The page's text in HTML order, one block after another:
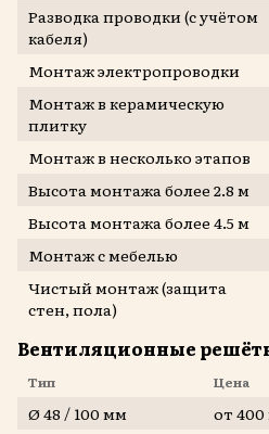
Разводка проводки (с учётом
кабеля)
Монтаж электропроводки
Монтаж в керамическую
плитку
Монтаж в несколько этапов
Высота монтажа более 2.8 м
Высота монтажа более 4.5 м
Монтаж с мебелью
Чистый монтаж (защита
стен, пола)
Вентиляционные
Тип Цена
Ø 48 / 100 мм
от 400